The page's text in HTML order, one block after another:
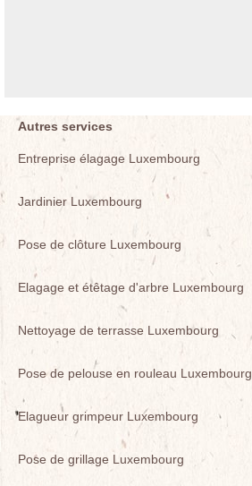
Autres services
Entreprise élagage Luxembourg
Jardinier Luxembourg
Pose de clôture Luxembourg
Elagage et étêtage d'arbre Luxembourg
Nettoyage de terrasse Luxembourg
Pose de pelouse en rouleau Luxembourg
Elagueur grimpeur Luxembourg
Pose de grillage Luxembourg